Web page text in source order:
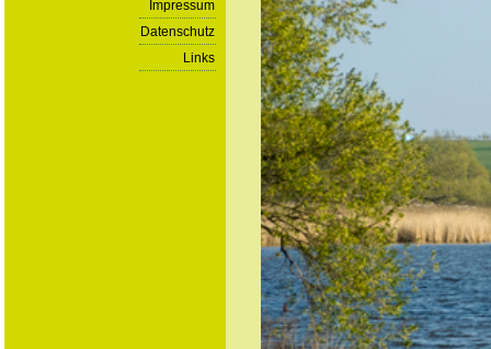
Impressum
Datenschutz
Links